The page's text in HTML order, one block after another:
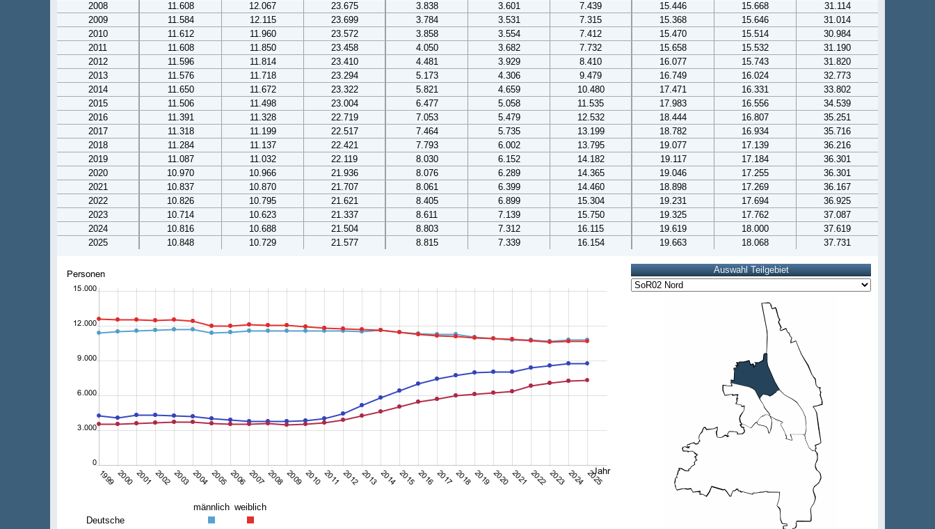
2008
11.608 12.067 23.675 3.838 3.601 7.439 15.446 15.668
31.114
2009
11.584 12.115 23.699 3.784 3.531 7.315 15.368 15.646
31.014
2010
11.612 11.960 23.572 3.858 3.554 7.412 15.470 15.514
30.984
2011
11.608 11.850 23.458 4.050 3.682 7.732 15.658 15.532
31.190
2012
11.596 11.814 23.410 4.481 3.929 8.410 16.077 15.743
31.820
2013
11.576 11.718 23.294 5.173 4.306 9.479 16.749 16.024
32.773
2014
11.650 11.672 23.322 5.821 4.659 10.480 17.471 16.331
33.802
2015
11.506 11.498 23.004 6.477 5.058 11.535 17.983 16.556
34.539
2016
11.391 11.328 22.719 7.053 5.479 12.532 18.444 16.807
35.251
2017
11.318 11.199 22.517 7.464 5.735 13.199 18.782 16.934
35.716
2018
11.284 11.137 22.421 7.793 6.002 13.795 19.077 17.139
36.216
2019
11.087 11.032 22.119 8.030 6.152 14.182 19.117 17.184
36.301
2020
10.970 10.966 21.936 8.076 6.289 14.365 19.046 17.255
36.301
2021
10.837 10.870 21.707 8.061 6.399 14.460 18.898 17.269
36.167
2022
10.826 10.795 21.621 8.405 6.899 15.304 19.231 17.694
36.925
2023
10.714 10.623 21.337 8.611 7.139 15.750 19.325 17.762
37.087
2024
10.816 10.688 21.504 8.803 7.312 16.115 19.619 18.000
37.619
2025
10.848 10.729 21.577 8.815 7.339 16.154 19.663 18.068 37.731
männlich weiblich
Deutsche